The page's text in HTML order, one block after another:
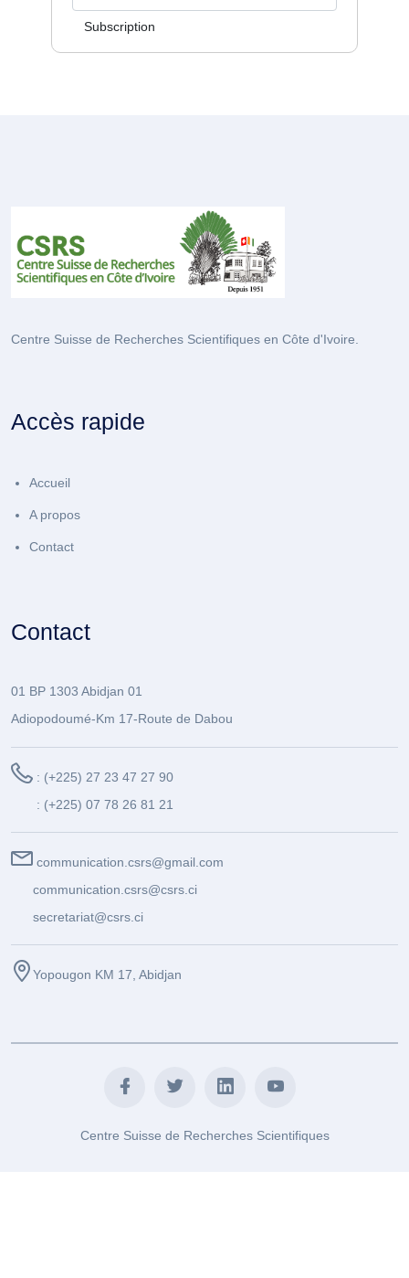
Subscription
Centre Suisse de Recherches Scientifiques en Côte d'Ivoire.
Accès rapide
Accueil
A propos
Contact
Contact
01 BP 1303 Abidjan 01
Adiopodoumé-Km 17-Route de Dabou
: (+225) 27 23 47 27 90
: (+225) 07 78 26 81 21
communication.csrs@gmail.com
communication.csrs@csrs.ci
secretariat@csrs.ci
Yopougon KM 17, Abidjan
Centre Suisse de Recherches Scientifiques